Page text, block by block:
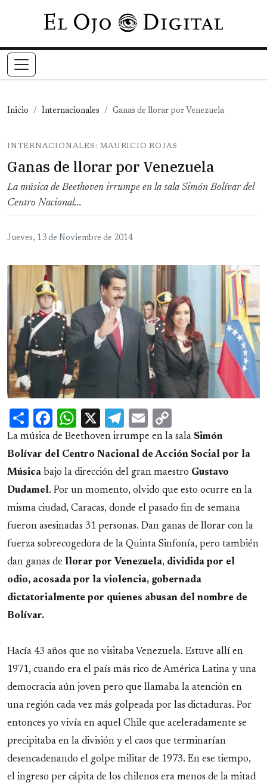
Pasar al contenido principal
Inicio Internacionales Ganas de llorar por Venezuela
INTERNACIONALES: MAURICIO ROJAS
Ganas de llorar por Venezuela
La música de Beethoven irrumpe en la sala Simón Bolívar del
Centro Nacional...
Jueves, 13 de Noviembre de 2014
ShareFacebook
WhatsApp
X Telegram
Email
Link
La música de Beethoven irrumpe en la sala Simón
Bolívar del Centro Nacional de Acción Social por la
Música bajo la dirección del gran maestro Gustavo
Dudamel. Por un momento, olvido que esto ocurre en la
misma ciudad, Caracas, donde el pasado fin de semana
fueron asesinadas 31 personas. Dan ganas de llorar con la
fuerza sobrecogedora de la Quinta Sinfonía, pero también
dan ganas de llorar por Venezuela, dividida por el
odio, acosada por la violencia, gobernada
dictatorialmente por quienes abusan del nombre de
Bolívar.
Hacía 43 años que no visitaba Venezuela. Estuve allí en
1971, cuando era el país más rico de América Latina y una
democracia aún joven pero que llamaba la atención en
una región cada vez más golpeada por las dictaduras. Por
entonces yo vivía en aquel Chile que aceleradamente se
precipitaba en la división y el caos que terminarían
desencadenando el golpe militar de 1973. En ese tiempo,
el ingreso per cápita de los chilenos era menos de la mitad